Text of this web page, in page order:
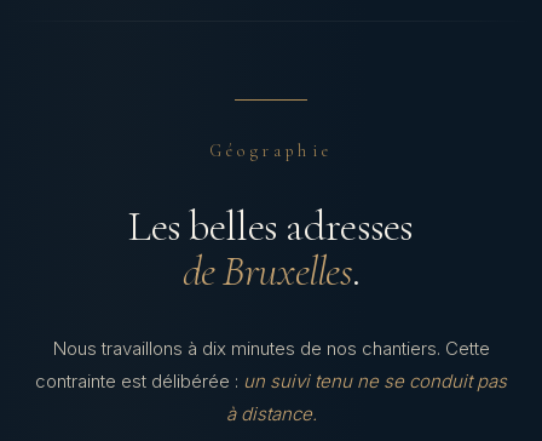
Géographie
Les belles adresses
de Bruxelles.
Nous travaillons à dix minutes de nos chantiers. Cette
contrainte est délibérée : un suivi tenu ne se conduit pas
à distance.